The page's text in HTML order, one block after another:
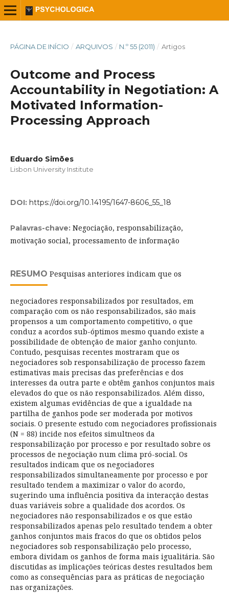
PÁGINA DE INÍCIO / ARQUIVOS / N.º 55 (2011) / Artigos
Outcome and Process
Accountability in Negotiation: A
Motivated Information-
Processing Approach
Eduardo Simões
Lisbon University Institute
DOI: https://doi.org/10.14195/1647-8606_55_18
Palavras-chave: Negociação, responsabilização,
motivação social, processamento de informação
RESUMO Pesquisas anteriores indicam que os
negociadores responsabilizados por resultados, em
comparação com os não responsabilizados, são mais
propensos a um comportamento competitivo, o que
conduz a acordos sub-óptimos mesmo quando existe a
possibilidade de obtenção de maior ganho conjunto.
Contudo, pesquisas recentes mostraram que os
negociadores sob responsabilização de processo fazem
estimativas mais precisas das preferências e dos
interesses da outra parte e obtêm ganhos conjuntos mais
elevados do que os não responsabilizados. Além disso,
existem algumas evidências de que a igualdade na
partilha de ganhos pode ser moderada por motivos
sociais. O presente estudo com negociadores profissionais
(N = 88) incide nos efeitos simultneos da
responsabilização por processo e por resultado sobre os
processos de negociação num clima pró-social. Os
resultados indicam que os negociadores
responsabilizados simultaneamente por processo e por
resultado tendem a maximizar o valor do acordo,
sugerindo uma influência positiva da interacção destas
duas variáveis sobre a qualidade dos acordos. Os
negociadores não responsabilizados e os que estão
responsabilizados apenas pelo resultado tendem a obter
ganhos conjuntos mais fracos do que os obtidos pelos
negociadores sob responsabilização pelo processo,
embora dividam os ganhos de forma mais igualitária. São
discutidas as implicações teóricas destes resultados bem
como as consequências para as práticas de negociação
nas organizações.